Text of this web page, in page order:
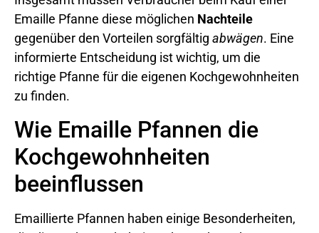
Emaille Pfanne diese möglichen Nachteile
gegenüber den Vorteilen sorgfältig abwägen. Eine
informierte Entscheidung ist wichtig, um die
richtige Pfanne für die eigenen Kochgewohnheiten
zu finden.
Wie Emaille Pfannen die
Kochgewohnheiten
beeinflussen
Emaillierte Pfannen haben einige Besonderheiten,